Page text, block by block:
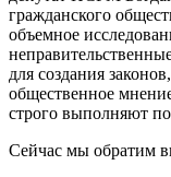
гражданского
объемное
для создания
общественное
строго выполняют
Сейчас мы обратим